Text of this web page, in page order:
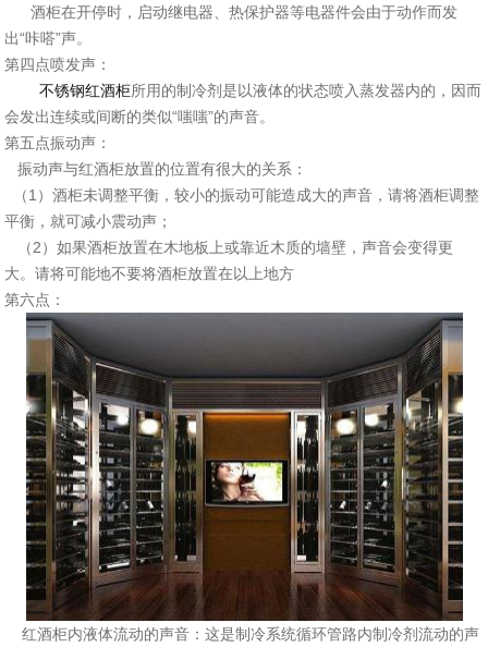
酒柜在开停时，启动继电器、热保护器等电器件会由于动作而发
出“咔嗒”声。
第四点喷发声：
不锈钢红酒柜所用的制冷剂是以液体的状态喷入蒸发器内的，因而
会发出连续或间断的类似“嗤嗤”的声音。
第五点振动声：
振动声与红酒柜放置的位置有很大的关系：
（1）酒柜未调整平衡，较小的振动可能造成大的声音，请将酒柜调整
平衡，就可减小震动声；
（2）如果酒柜放置在木地板上或靠近木质的墙壁，声音会变得更
大。请将可能地不要将酒柜放置在以上地方
第六点：
红酒柜内液体流动的声音：这是制冷系统循环管路内制冷剂流动的声